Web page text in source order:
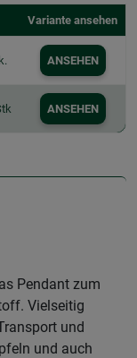
Variante ansehen
ANSEHEN
ANSEHEN
Pendant zum
Vielseitig
und
und auch